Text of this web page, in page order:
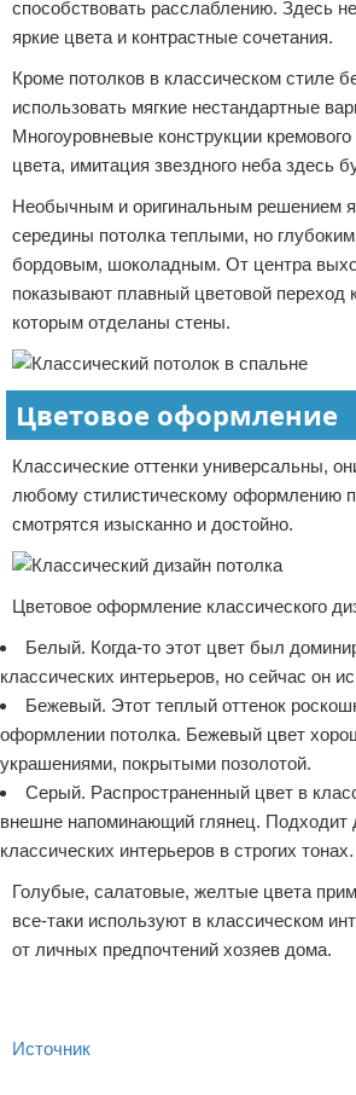
способствовать расслаблению. Здесь
яркие цвета и контрастные сочетания.
Кроме потолков в классическом стиле
использовать мягкие нестандартные
Многоуровневые конструкции
цвета, имитация звездного неба здесь
Необычным и оригинальным решением
середины потолка теплыми, но
бордовым, шоколадным. От центра
показывают плавный цветовой переход
которым отделаны стены.
Цветовое оформление
Классические оттенки универсальны,
любому стилистическому оформлению
смотрятся изысканно и достойно.
Цветовое оформление классического
Белый. Когда-то этот цвет был
классических интерьеров, но сейчас он
Бежевый. Этот теплый оттенок
оформлении потолка. Бежевый цвет
украшениями, покрытыми позолотой.
Серый. Распространенный цвет в
внешне напоминающий глянец. Подходит
классических интерьеров в строгих тонах.
Голубые, салатовые, желтые цвета
все-таки используют в классическом
от личных предпочтений хозяев дома.
Источник